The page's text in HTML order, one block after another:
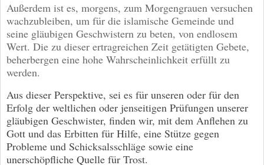
Außerdem ist es, morgens, zum Morgengrauen versuchen
wachzubleiben, um für die islamische Gemeinde und
seine gläubigen Geschwistern zu beten, von endlosem
Wert. Die zu dieser ertragreichen Zeit getätigten Gebete,
beherbergen eine hohe Wahrscheinlichkeit erfüllt zu
werden.
Aus dieser Perspektive, sei es für unseren oder für den
Erfolg der weltlichen oder jenseitigen Prüfungen unserer
gläubigen Geschwister, finden wir, mit dem Anflehen zu
Gott und das Erbitten für Hilfe, eine Stütze gegen
Probleme und Schicksalsschläge sowie eine
unerschöpfliche Quelle für Trost.